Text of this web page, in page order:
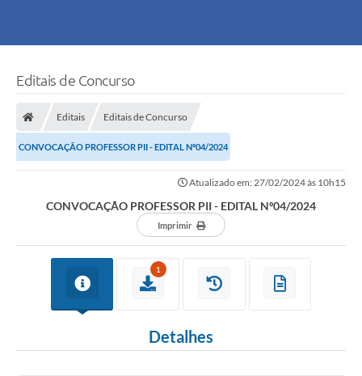
Editais de Concurso
Editais Editais de Concurso
CONVOCAÇÃO PROFESSOR PII - EDITAL Nº04/2024
Atualizado em: 27/02/2024 às 10h15
CONVOCAÇÃO PROFESSOR PII - EDITAL Nº04/2024
Imprimir
1
Detalhes